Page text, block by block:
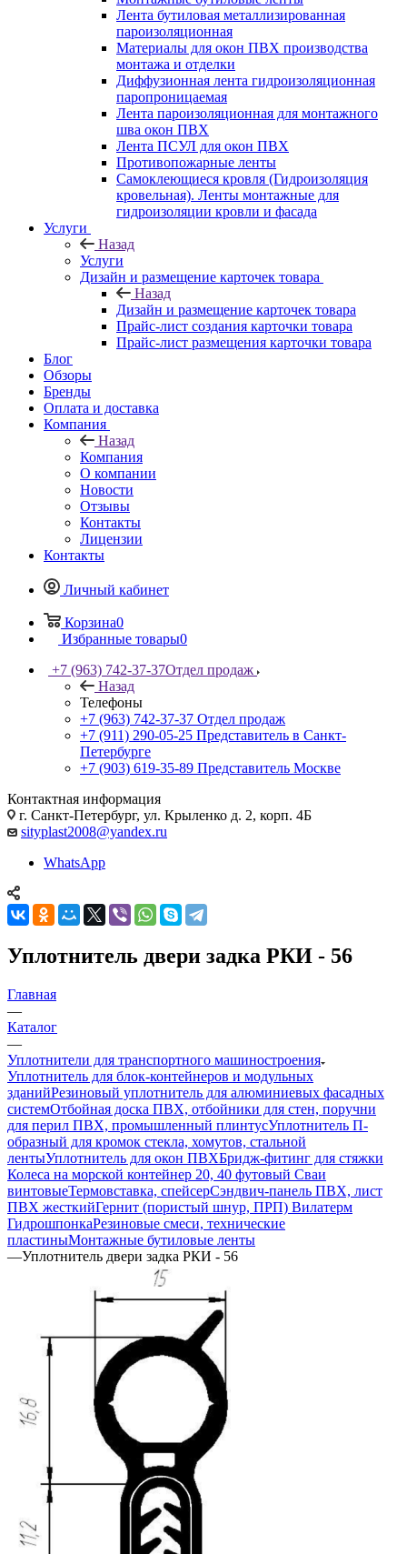
Лента бутиловая металлизированная
пароизоляционная
Материалы для окон ПВХ производства
монтажа и отделки
Диффузионная лента гидроизоляционная
паропроницаемая
Лента пароизоляционная для монтажного
шва окон ПВХ
Лента ПСУЛ для окон ПВХ
Противопожарные ленты
Самоклеющиеся кровля (Гидроизоляция
кровельная). Ленты монтажные для
гидроизоляции кровли и фасада
Услуги
Назад
Услуги
Дизайн и размещение карточек товара
Назад
Дизайн и размещение карточек товара
Прайс-лист создания карточки товара
Прайс-лист размещения карточки товара
Блог
Обзоры
Бренды
Оплата и доставка
Компания
Назад
Компания
О компании
Новости
Отзывы
Контакты
Лицензии
Контакты
Личный кабинет
Корзина0
Избранные товары0
+7 (963) 742-37-37Отдел продаж
Назад
Телефоны
+7 (963) 742-37-37 Отдел продаж
+7 (911) 290-05-25 Представитель в Санкт-
Петербурге
+7 (903) 619-35-89 Представитель Москве
Контактная информация
г. Санкт-Петербург, ул. Крыленко д. 2, корп. 4Б
sityplast2008@yandex.ru
WhatsApp
Уплотнитель двери задка РКИ - 56
Главная
—
Каталог
—
Уплотнители для транспортного машиностроения
Уплотнитель для блок-контейнеров и модульных
зданийРезиновый уплотнитель для алюминиевых фасадных
системОтбойная доска ПВХ, отбойники для стен, поручни
для перил ПВХ, промышленный плинтусУплотнитель П-
образный для кромок стекла, хомутов, стальной
лентыУплотнитель для окон ПВХБридж-фитинг для стяжки
Колеса на морской контейнер 20, 40 футовый Сваи
винтовыеТермовставка, спейсерСэндвич-панель ПВХ, лист
ПВХ жесткийГернит (пористый шнур, ПРП) Вилатерм
ГидрошпонкаРезиновые смеси, технические
пластиныМонтажные бутиловые ленты
—Уплотнитель двери задка РКИ - 56